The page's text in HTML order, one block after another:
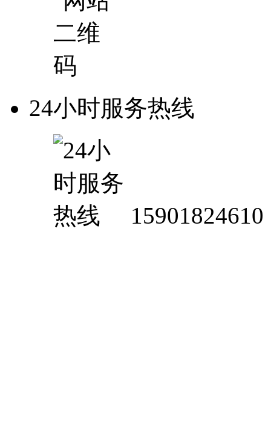
24小时服务热线
15901824610